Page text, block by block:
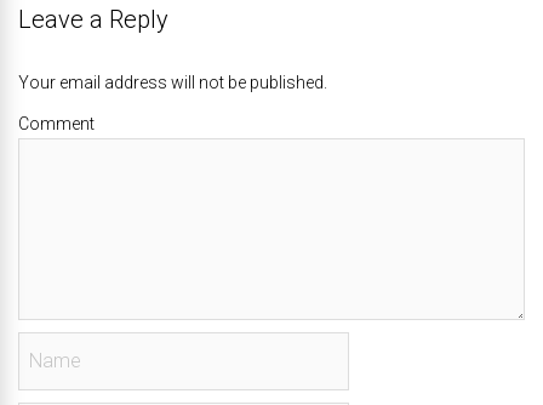
Leave a Reply
Your email address will not be published.
Comment